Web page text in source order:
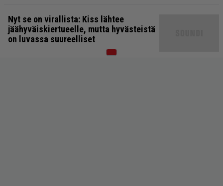
Nyt se on virallista: Kiss lähtee
jäähyväiskiertueelle, mutta hyvästeistä
on luvassa suureelliset